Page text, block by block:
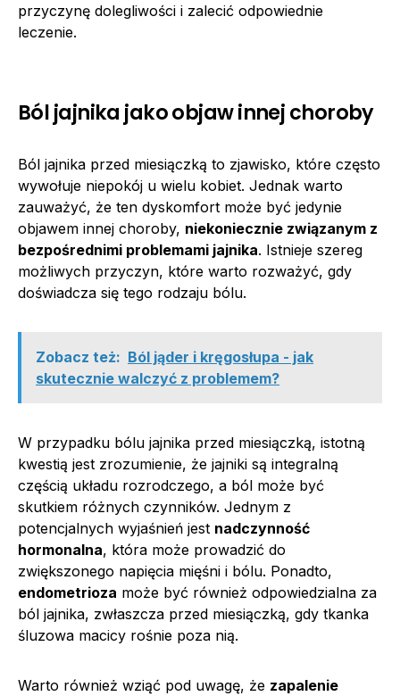
przyczynę dolegliwości i zalecić odpowiednie
leczenie.
Ból jajnika jako objaw innej choroby
Ból jajnika przed miesiączką to zjawisko, które często
wywołuje niepokój u wielu kobiet. Jednak warto
zauważyć, że ten dyskomfort może być jedynie
objawem innej choroby, niekoniecznie związanym z
bezpośrednimi problemami jajnika. Istnieje szereg
możliwych przyczyn, które warto rozważyć, gdy
doświadcza się tego rodzaju bólu.
Zobacz też: Ból jąder i kręgosłupa - jak
skutecznie walczyć z problemem?
W przypadku bólu jajnika przed miesiączką, istotną
kwestią jest zrozumienie, że jajniki są integralną
częścią układu rozrodczego, a ból może być
skutkiem różnych czynników. Jednym z
potencjalnych wyjaśnień jest nadczynność
hormonalna, która może prowadzić do
zwiększonego napięcia mięśni i bólu. Ponadto,
endometrioza może być również odpowiedzialna za
ból jajnika, zwłaszcza przed miesiączką, gdy tkanka
śluzowa macicy rośnie poza nią.
Warto również wziąć pod uwagę, że zapalenie